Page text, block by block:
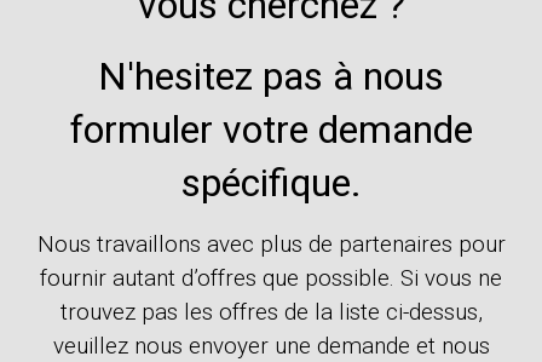
N'hesitez pas à nous
formuler votre demande
spécifique.
Nous travaillons avec plus de partenaires pour
fournir autant d’offres que possible. Si vous ne
trouvez pas les offres de la liste ci-dessus,
veuillez nous envoyer une demande et nous